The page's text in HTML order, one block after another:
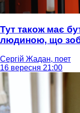
Тут також має
людиною, що
Сергій Жадан, поет
16 вересня 21:00